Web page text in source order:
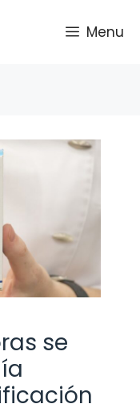
Menu
se